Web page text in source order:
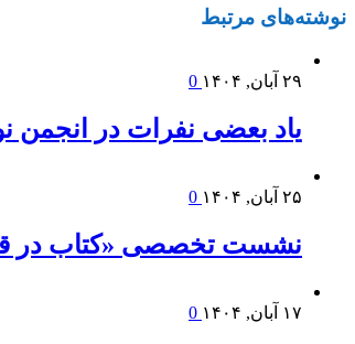
نوشته‌های مرتبط
۲۹ آبان, ۱۴۰۴
یاد بعضی نفرات در انجمن
۲۵ آبان, ۱۴۰۴
نشست تخصصی «کتاب در
۱۷ آبان, ۱۴۰۴